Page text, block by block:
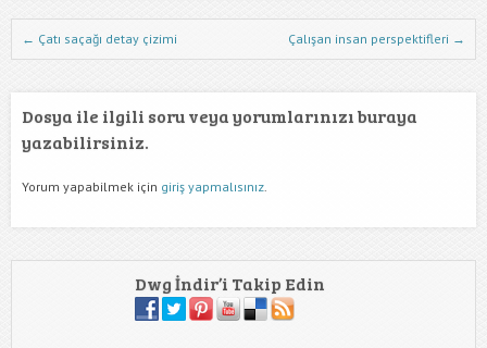
Dwg İndir Yazı Nevigasyonu
← Çatı saçağı detay çizimi Çalışan insan perspektifleri →
Dosya ile ilgili soru veya yorumlarınızı buraya
yazabilirsiniz.
Yorum yapabilmek için giriş yapmalısınız.
Dwg İndir’i Takip Edin